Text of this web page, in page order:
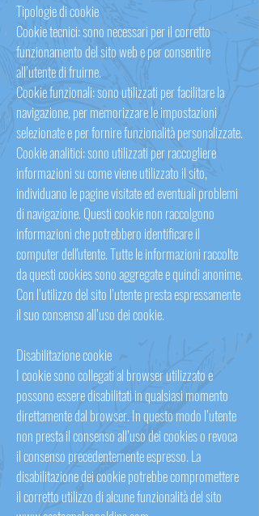
Tipologie di cookie
Cookie tecnici: sono necessari per il corretto
funzionamento del sito web e per consentire
all’utente di fruirne.
Cookie funzionali: sono utilizzati per facilitare la
navigazione, per memorizzare le impostazioni
selezionate e per fornire funzionalità personalizzate.
Cookie analitici: sono utilizzati per raccogliere
informazioni su come viene utilizzato il sito,
individuano le pagine visitate ed eventuali problemi
di navigazione. Questi cookie non raccolgono
informazioni che potrebbero identificare il
computer dell'utente. Tutte le informazioni raccolte
da questi cookies sono aggregate e quindi anonime.
Con l’utilizzo del sito l’utente presta espressamente
il suo consenso all’uso dei cookie.
Disabilitazione cookie
I cookie sono collegati al browser utilizzato e
possono essere disabilitati in qualsiasi momento
direttamente dal browser. In questo modo l’utente
non presta il consenso all’uso dei cookies o revoca
il consenso precedentemente espresso. La
disabilitazione dei cookie potrebbe compromettere
il corretto utilizzo di alcune funzionalità del sito